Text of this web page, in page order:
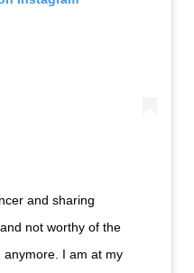
and sharing
not worthy of the
anymore. I am at my